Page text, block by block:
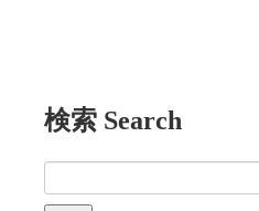
検索 Search